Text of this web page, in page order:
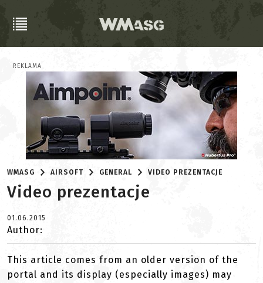
REKLAMA
WMASG AIRSOFT GENERAL VIDEO PREZENTACJE
Video prezentacje
01.06.2015
Author:
This article comes from an older version of the
portal and its display (especially images) may